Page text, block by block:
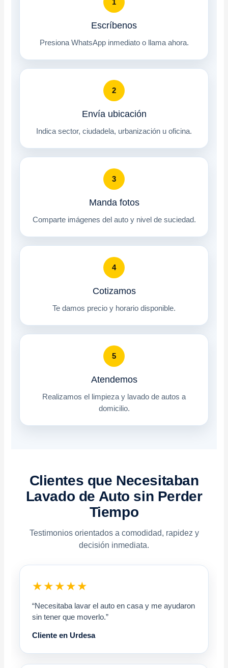
1
Escríbenos
Presiona WhatsApp inmediato o llama ahora.
2
Envía ubicación
Indica sector, ciudadela, urbanización u oficina.
3
Manda fotos
Comparte imágenes del auto y nivel de suciedad.
4
Cotizamos
Te damos precio y horario disponible.
5
Atendemos
Realizamos el limpieza y lavado de autos a
domicilio.
Clientes que Necesitaban
Lavado de Auto sin Perder
Tiempo
Testimonios orientados a comodidad, rapidez y
decisión inmediata.
★★★★★
“Necesitaba lavar el auto en casa y me ayudaron
sin tener que moverlo.”
Cliente en Urdesa